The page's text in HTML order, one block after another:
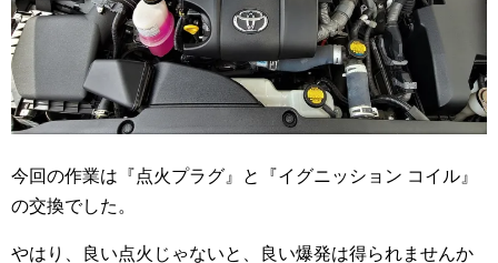
今回の作業は『点火プラグ』と『イグニッション コイル』
の交換でした。
やはり、良い点火じゃないと、良い爆発は得られませんか